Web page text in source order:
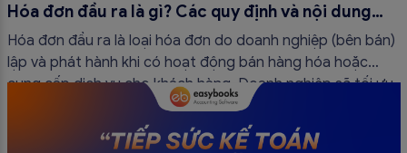
Hóa đơn đầu ra là gì? Các quy định và nội dung
bắt buộc mới nhất
Hóa đơn đầu ra là loại hóa đơn do doanh nghiệp (bên bán)
lập và phát hành khi có hoạt động bán hàng hóa hoặc
cung cấp dịch vụ cho khách hàng. Doanh nghiệp sẽ tối ưu
quy trình vận hành và tránh được những án phạt hành
chính không đáng có nếu nắm rõ […]